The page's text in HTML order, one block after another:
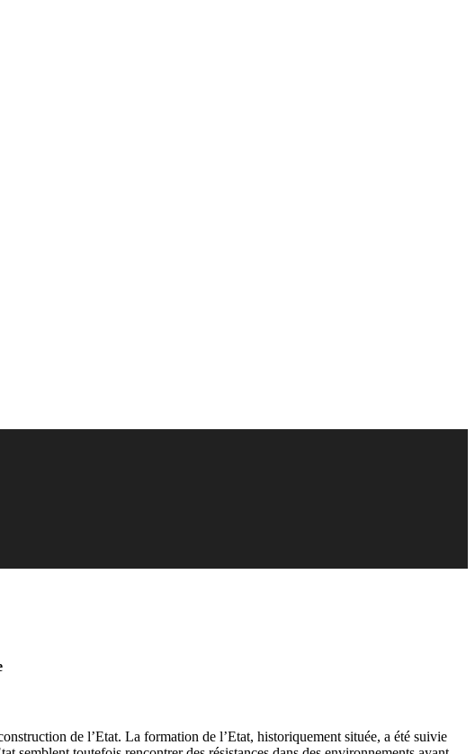
de l’Etat. La formation de l’Etat, historiquement située, a été suivie